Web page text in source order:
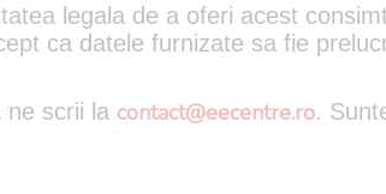
legala de a oferi acest
ca datele furnizate sa fie
ne scrii la contact@eecentre.ro.